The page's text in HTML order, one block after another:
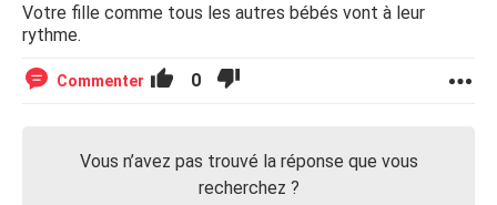
Votre fille comme tous les autres bébés vont à leur
rythme.
Commenter 0
Vous n’avez pas trouvé la réponse que vous
recherchez ?